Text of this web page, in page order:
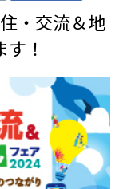
・交流＆地
！